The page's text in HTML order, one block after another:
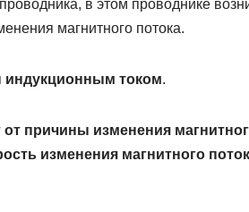
в этом проводнике
магнитного потока.
индукционным током.
причины изменения
изменения магнитного